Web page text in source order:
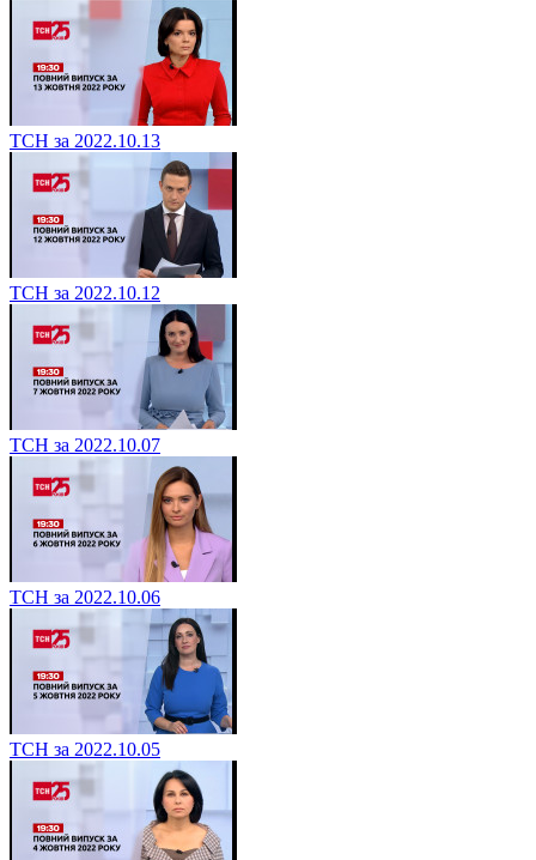
ТСН за 2022.10.13
ТСН за 2022.10.12
ТСН за 2022.10.07
ТСН за 2022.10.06
ТСН за 2022.10.05